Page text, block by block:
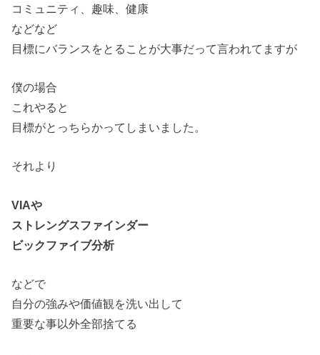
コミュニティ、趣味、健康
などなど
目標にバランスをとることが大事だって言われてますが
僕の場合
これやると
目標がとっちらかってしまいました。
それより
VIAや
ストレングスファインダー
ビックファイブ分析
などで
自分の強みや価値観を洗い出して
重要な事以外全部捨てる